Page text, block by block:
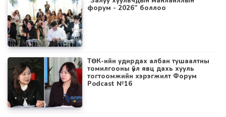
форум - 2026” боллоо
ТӨК-ийн удирдах албан тушаалтны
томилгооны үйл явц дахь хууль
тогтоомжийн хэрэгжилт Форум
Podcast №16